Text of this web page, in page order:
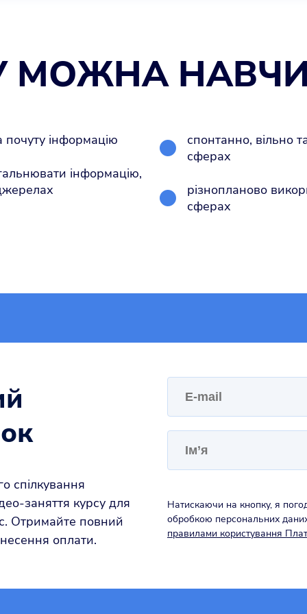
МОЖНА
почуту інформацію
інформацію,
спонтанно, вільно
сферах
різнопланово
сферах
спілкування
заняття курсу для
Отримайте повний
оплати.
Натискаючи на кнопку, я
обробкою персональних
правилами користування